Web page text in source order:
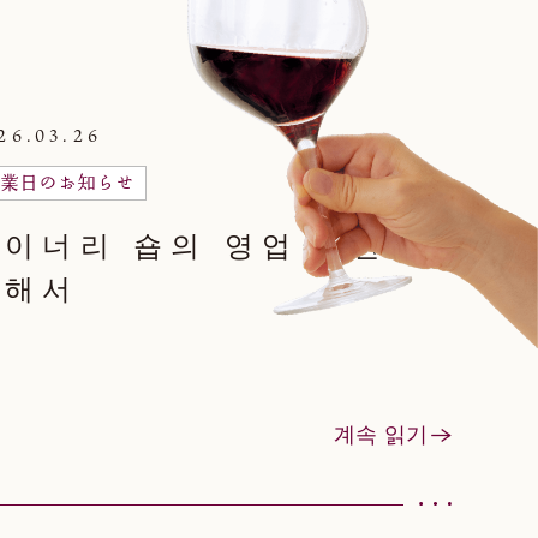
日のお知らせ
너리 숍의 영업 시간에
서
계속 읽기